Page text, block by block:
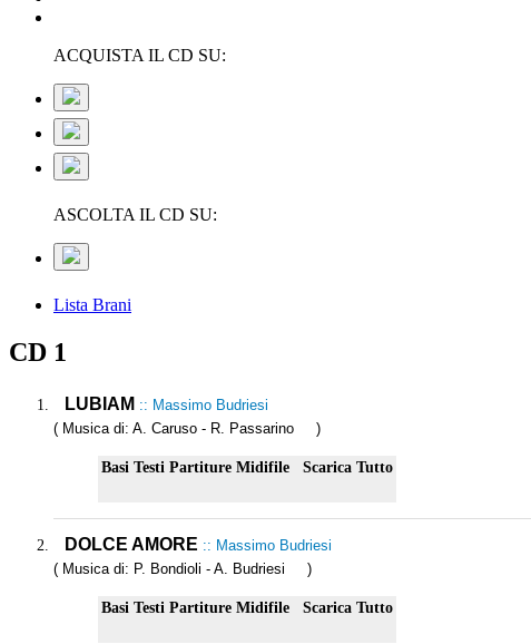
ACQUISTA IL CD SU:
ASCOLTA IL CD SU:
Lista Brani
CD 1
LUBIAM :: Massimo Budriesi
( Musica di: A. Caruso - R. Passarino )
Basi Testi Partiture Midifile Scarica Tutto
DOLCE AMORE :: Massimo Budriesi
( Musica di: P. Bondioli - A. Budriesi )
Basi Testi Partiture Midifile Scarica Tutto